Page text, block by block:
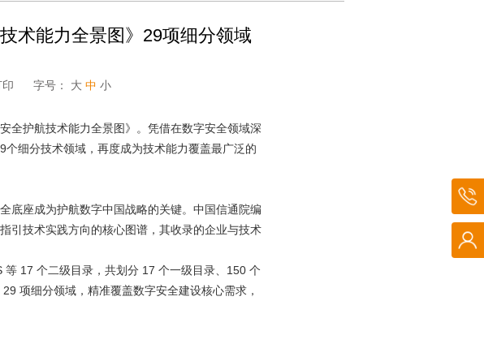
术能力全景图》29项细分领域
字号： 大 中 小
全护航技术能力全景图》。凭借在数字安全领域深
个细分技术领域，再度成为技术能力覆盖最广泛的
底座成为护航数字中国战略的关键。中国信通院编
引技术实践方向的核心图谱，其收录的企业与技术
等 17 个二级目录，共划分 17 个一级目录、 150 个
29 项细分领域，精准覆盖数字安全建设核心需求，